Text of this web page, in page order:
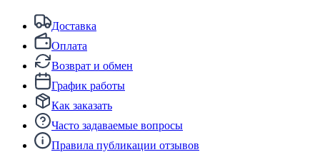
Доставка
Оплата
Возврат и обмен
График работы
Как заказать
Часто задаваемые вопросы
Правила публикации отзывов